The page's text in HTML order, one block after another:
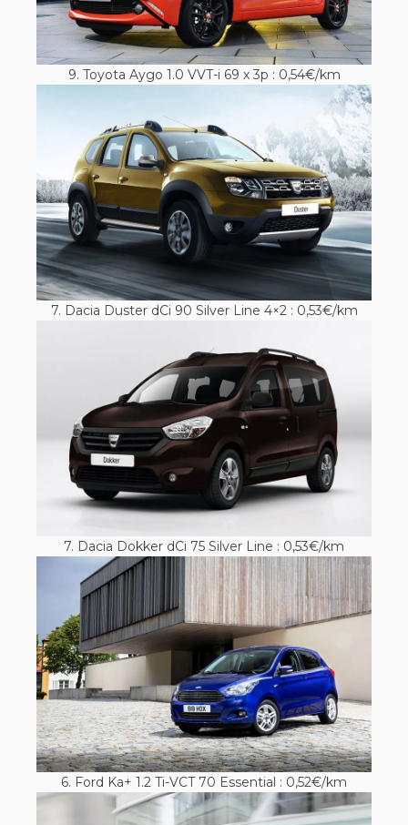
9. Toyota Aygo 1.0 VVT-i 69 x 3p : 0,54€/km
7. Dacia Duster dCi 90 Silver Line 4×2 : 0,53€/km
7. Dacia Dokker dCi 75 Silver Line : 0,53€/km
6. Ford Ka+ 1.2 Ti-VCT 70 Essential : 0,52€/km